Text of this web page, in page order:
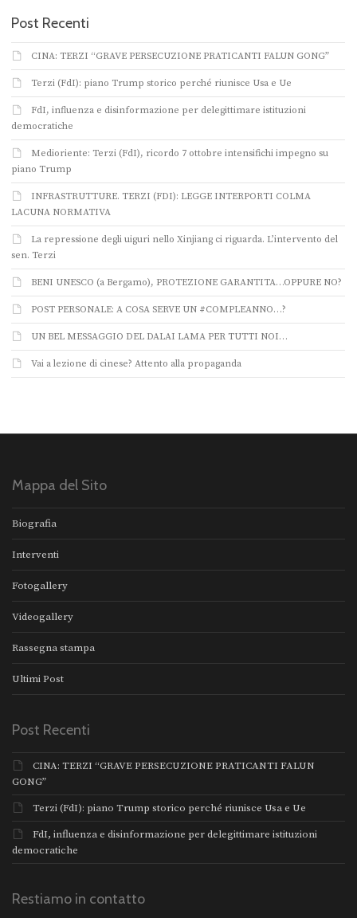
Post Recenti
CINA: TERZI “GRAVE PERSECUZIONE PRATICANTI FALUN GONG”
Terzi (FdI): piano Trump storico perché riunisce Usa e Ue
FdI, influenza e disinformazione per delegittimare istituzioni
democratiche
Medioriente: Terzi (FdI), ricordo 7 ottobre intensifichi impegno su
piano Trump
INFRASTRUTTURE. TERZI (FDI): LEGGE INTERPORTI COLMA
LACUNA NORMATIVA
La repressione degli uiguri nello Xinjiang ci riguarda. L’intervento del
sen. Terzi
BENI UNESCO (a Bergamo), PROTEZIONE GARANTITA…OPPURE NO?
POST PERSONALE: A COSA SERVE UN #COMPLEANNO…?
UN BEL MESSAGGIO DEL DALAI LAMA PER TUTTI NOI…
Vai a lezione di cinese? Attento alla propaganda
Mappa del Sito
Biografia
Interventi
Fotogallery
Videogallery
Rassegna stampa
Ultimi Post
Post Recenti
CINA: TERZI “GRAVE PERSECUZIONE PRATICANTI FALUN
GONG”
Terzi (FdI): piano Trump storico perché riunisce Usa e Ue
FdI, influenza e disinformazione per delegittimare istituzioni
democratiche
Restiamo in contatto